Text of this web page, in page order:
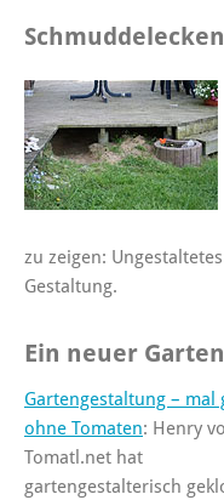
Schmuddelecken
zu zeigen:
Gestaltung.
Ein neuer
Gartengestaltung – mal
ohne Tomaten: Henry
Tomatl.net hat
gartengestalterisch